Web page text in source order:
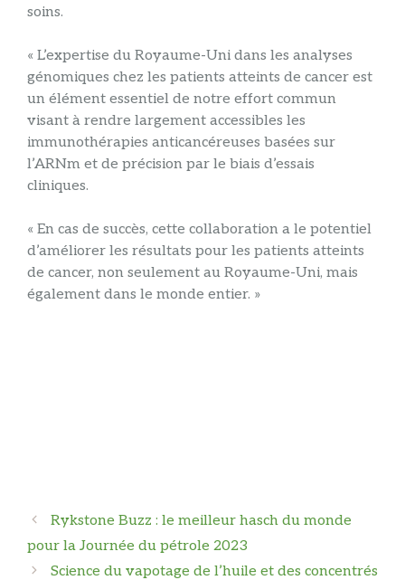
soins.
« L’expertise du Royaume-Uni dans les analyses
génomiques chez les patients atteints de cancer est
un élément essentiel de notre effort commun
visant à rendre largement accessibles les
immunothérapies anticancéreuses basées sur
l’ARNm et de précision par le biais d’essais
cliniques.
« En cas de succès, cette collaboration a le potentiel
d’améliorer les résultats pour les patients atteints
de cancer, non seulement au Royaume-Uni, mais
également dans le monde entier. »
Navigation
des
Rykstone Buzz : le meilleur hasch du monde
pour la Journée du pétrole 2023
Science du vapotage de l’huile et des concentrés